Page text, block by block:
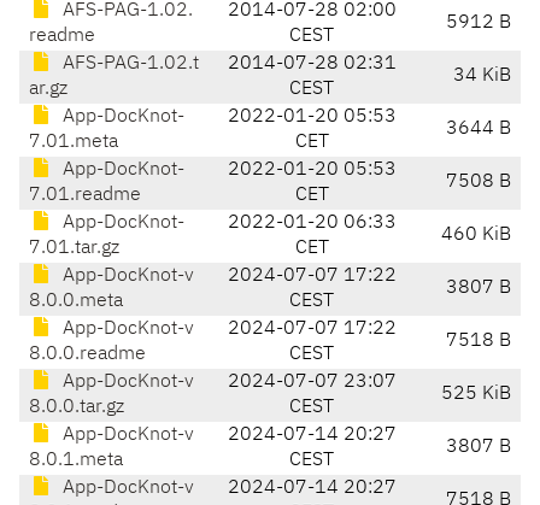
AFS-PAG-1.02.
readme
2014-07-28 02:00
CEST
5912 B
AFS-PAG-1.02.t
ar.gz
2014-07-28 02:31
CEST
34 KiB
App-DocKnot-
7.01.meta
2022-01-20 05:53
CET
3644 B
App-DocKnot-
7.01.readme
2022-01-20 05:53
CET
7508 B
App-DocKnot-
7.01.tar.gz
2022-01-20 06:33
CET
460 KiB
App-DocKnot-v
8.0.0.meta
2024-07-07 17:22
CEST
3807 B
App-DocKnot-v
8.0.0.readme
2024-07-07 17:22
CEST
7518 B
App-DocKnot-v
8.0.0.tar.gz
2024-07-07 23:07
CEST
525 KiB
App-DocKnot-v
8.0.1.meta
2024-07-14 20:27
CEST
3807 B
App-DocKnot-v
2024-07-14 20:27
7518 B